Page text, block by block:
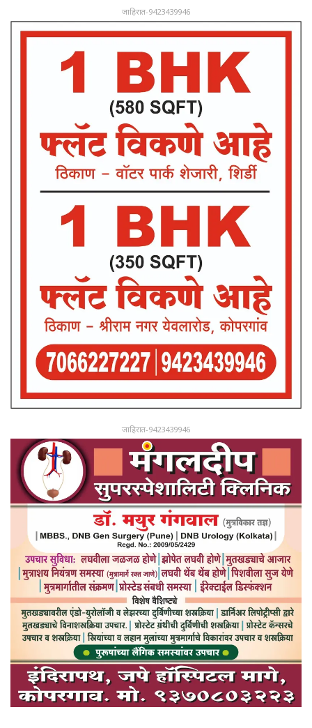
जाहिरात-9423439946
जाहिरात-9423439946